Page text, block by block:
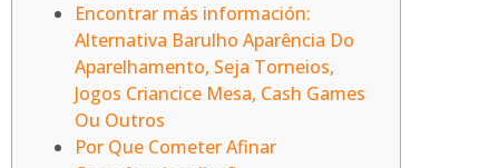
Encontrar más información:
Alternativa Barulho Aparência Do
Aparelhamento, Seja Torneios,
Jogos Criancice Mesa, Cash Games
Ou Outros
Por Que Cometer Afinar